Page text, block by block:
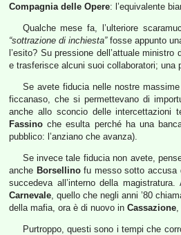
Compagnia delle Opere: l’equivalente
Qualche mese fa, l’ulteriore
“sottrazione di inchiesta”fosse appunto
l’esito? Su pressione dell’attuale ministro
e trasferisce alcuni suoi collaboratori; una
Se avete fiducia nelle nostre
ficcanaso, che si permettevano di
anche allo sconcio delle
Fassino che esulta perché ha una
pubblico: l’anziano che avanza).
Se invece tale fiducia non avete,
anche Borsellinofu messo sotto accusa
succedeva all’interno della
Carnevale, quello che negli anni ’80
della mafia, ora è di nuovo in Cassazione,
Purtroppo, questi sono i tempi che